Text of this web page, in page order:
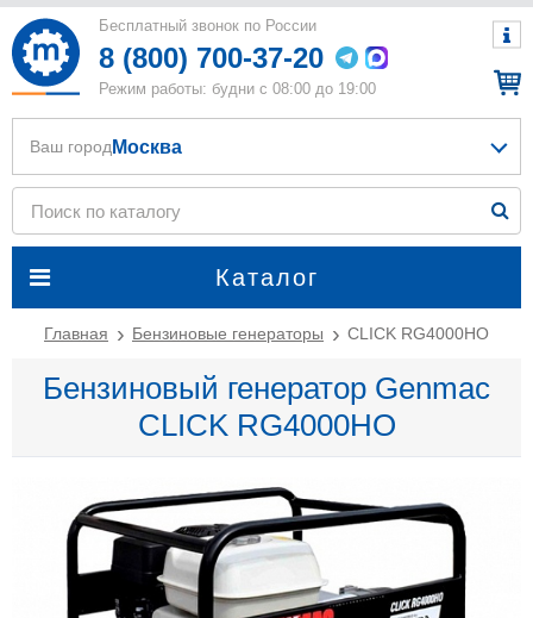
Бесплатный звонок по России
8 (800) 700-37-20
Режим работы: будни с 08:00 до 19:00
Каталог
Ваш город Москва
Главная Бензиновые генераторы CLICK RG4000HO
Бензиновый генератор Genmac
CLICK RG4000HO